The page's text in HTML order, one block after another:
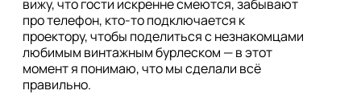
вижу, что гости искренне смеются, забывают
про телефон, кто-то подключается к
проектору, чтобы поделиться с незнакомцами
любимым винтажным бурлеском — в этот
момент я понимаю, что мы сделали всё
правильно.